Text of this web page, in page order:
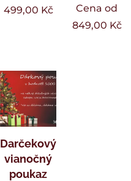
499,00 Kč
Cena od
849,00 Kč
Darčekový
vianočný
poukaz